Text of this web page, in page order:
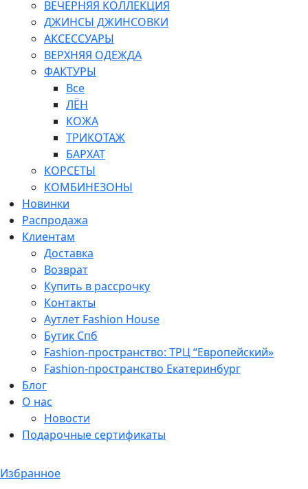
ВЕЧЕРНЯЯ КОЛЛЕКЦИЯ
ДЖИНСЫ ДЖИНСОВКИ
АКСЕССУАРЫ
ВЕРХНЯЯ ОДЕЖДА
ФАКТУРЫ
Все
ЛЁН
КОЖА
ТРИКОТАЖ
БАРХАТ
КОРСЕТЫ
КОМБИНЕЗОНЫ
Новинки
Распродажа
Клиентам
Доставка
Возврат
Купить в рассрочку
Контакты
Аутлет Fashion House
Бутик Спб
Fashion-пространство: ТРЦ “Европейский»
Fashion-пространство Екатеринбург
Блог
О нас
Новости
Подарочные сертификаты
Избранное